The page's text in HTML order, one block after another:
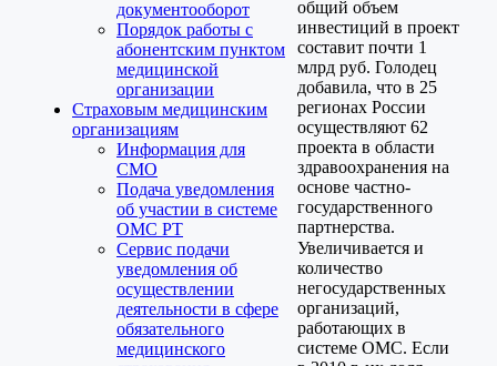
документооборот
Порядок работы с
абонентским пунктом
медицинской
организации
Страховым медицинским
организациям
Информация для
СМО
Подача уведомления
об участии в системе
ОМС РТ
Сервис подачи
уведомления об
осуществлении
деятельности в сфере
обязательного
медицинского
общий объем
инвестиций в проект
составит почти 1
млрд руб. Голодец
добавила, что в 25
регионах России
осуществляют 62
проекта в области
здравоохранения на
основе частно-
государственного
партнерства.
Увеличивается и
количество
негосударственных
организаций,
работающих в
системе ОМС. Если